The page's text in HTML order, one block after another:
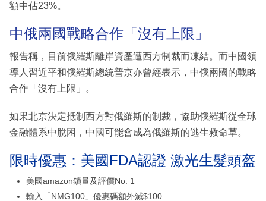
額中佔23%。
中俄兩國戰略合作「沒有上限」
報告稱，目前俄羅斯離岸資產遭西方制裁而凍結。而中國領
導人習近平和俄羅斯總統普京亦曾經表示，中俄兩國的戰略
合作「沒有上限」。
如果北京決定抵制西方對俄羅斯的制裁，協助俄羅斯從全球
金融體系中脫困，中國可能會成為俄羅斯的逃生救命草。
限時優惠：美國FDA認證 激光生髮頭盔
美國amazon鎖量及評價No. 1
輸入「NMG100」優惠碼額外減$100